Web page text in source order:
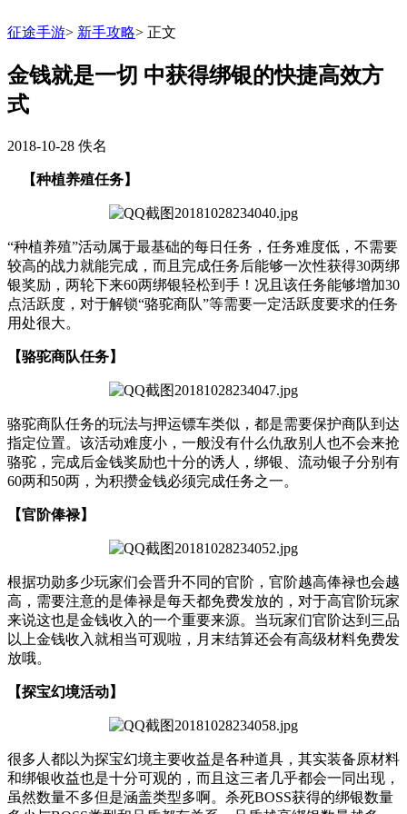
征途手游> 新手攻略> 正文
金钱就是一切 中获得绑银的快捷高效方
式
2018-10-28 佚名
【种植养殖任务】
“种植养殖”活动属于最基础的每日任务，任务难度低，不需要
较高的战力就能完成，而且完成任务后能够一次性获得30两绑
银奖励，两轮下来60两绑银轻松到手！况且该任务能够增加30
点活跃度，对于解锁“骆驼商队”等需要一定活跃度要求的任务
用处很大。
【骆驼商队任务】
骆驼商队任务的玩法与押运镖车类似，都是需要保护商队到达
指定位置。该活动难度小，一般没有什么仇敌别人也不会来抢
骆驼，完成后金钱奖励也十分的诱人，绑银、流动银子分别有
60两和50两，为积攒金钱必须完成任务之一。
【官阶俸禄】
根据功勋多少玩家们会晋升不同的官阶，官阶越高俸禄也会越
高，需要注意的是俸禄是每天都免费发放的，对于高官阶玩家
来说这也是金钱收入的一个重要来源。当玩家们官阶达到三品
以上金钱收入就相当可观啦，月末结算还会有高级材料免费发
放哦。
【探宝幻境活动】
很多人都以为探宝幻境主要收益是各种道具，其实装备原材料
和绑银收益也是十分可观的，而且这三者几乎都会一同出现，
虽然数量不多但是涵盖类型多啊。杀死BOSS获得的绑银数量